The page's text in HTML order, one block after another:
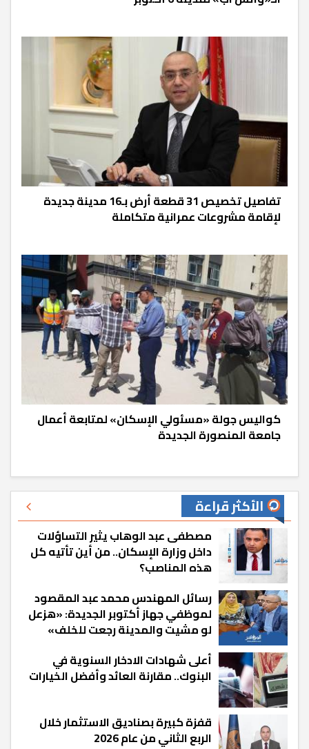
تفاصيل تخصيص 31 قطعة أرض بـ16 مدينة جديدة
لإقامة مشروعات عمرانية متكاملة
كواليس جولة «مسئولي الإسكان» لمتابعة أعمال
جامعة المنصورة الجديدة
الأكثر قراءة
مصطفى عبد الوهاب يثير التساؤلات
داخل وزارة الإسكان.. من أين تأتيه كل
هذه المناصب؟
رسائل المهندس محمد عبد المقصود
لموظفي جهاز أكتوبر الجديدة: «هزعل
لو مشيت والمدينة رجعت للخلف»
أعلى شهادات الادخار السنوية في
البنوك.. مقارنة العائد وأفضل الخيارات
قفزة كبيرة بصناديق الاستثمار خلال
الربع الثاني من عام 2026